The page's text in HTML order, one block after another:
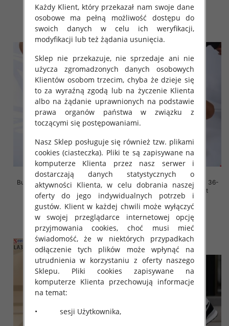
45.00 zł
szczegóły
45.00 zł
szczegóły
Buty sportowe damskie Roz 36-
41, 1 kolor Paczka 12 szt
45.00 zł
szczegóły
Buty sportowe damskie Roz 36-
41, 1 kolor Paczka 12 szt
45.00 zł
szczegóły
Każdy Klient, który przekazał nam swoje dane
osobowe ma pełną możliwość dostępu do
swoich danych w celu ich weryfikacji,
modyfikacji lub też żądania usunięcia.
Sklep nie przekazuje, nie sprzedaje ani nie
użycza zgromadzonych danych osobowych
Klientów osobom trzecim, chyba że dzieje się
to za wyraźną zgodą lub na życzenie Klienta
albo na żądanie uprawnionych na podstawie
prawa organów państwa w związku z
toczącymi się postępowaniami.
Nasz Sklep posługuje się również tzw. plikami
cookies (ciasteczka). Pliki te są zapisywane na
komputerze Klienta przez nasz serwer i
dostarczają danych statystycznych o
aktywności Klienta, w celu dobrania naszej
oferty do jego indywidualnych potrzeb i
gustów. Klient w każdej chwili może wyłączyć
w swojej przeglądarce internetowej opcję
przyjmowania cookies, choć musi mieć
świadomość, że w niektórych przypadkach
odłączenie tych plików może wpłynąć na
utrudnienia w korzystaniu z oferty naszego
Sklepu. Pliki cookies zapisywane na
komputerze Klienta przechowują informacje
na temat:
• sesji Użytkownika,